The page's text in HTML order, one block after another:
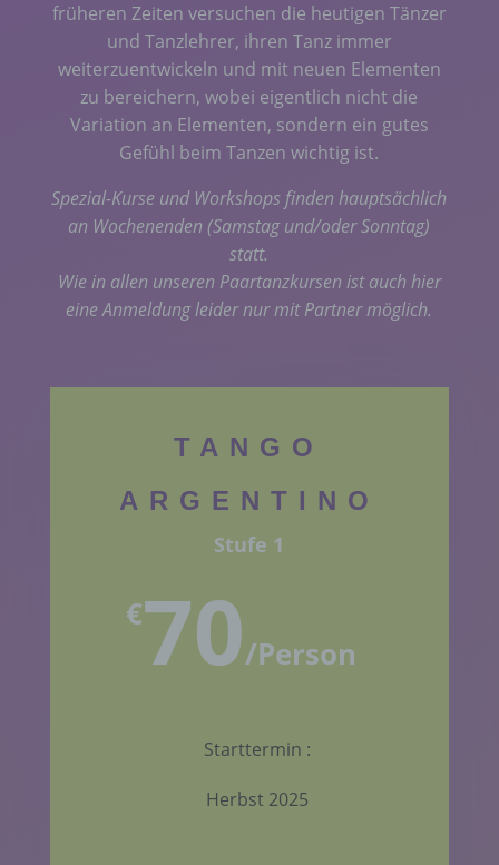
früheren Zeiten versuchen die heutigen Tänzer
und Tanzlehrer, ihren Tanz immer
weiterzuentwickeln und mit neuen Elementen
zu bereichern, wobei eigentlich nicht die
Variation an Elementen, sondern ein gutes
Gefühl beim Tanzen wichtig ist.
Spezial-Kurse und Workshops finden hauptsächlich
an Wochenenden (Samstag und/oder Sonntag)
statt.
Wie in allen unseren Paartanzkursen ist auch hier
eine Anmeldung leider nur mit Partner möglich.
TANGO
ARGENTINO
Stufe 1
€70/Person
Starttermin :
Herbst 2025